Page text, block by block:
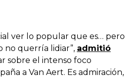
ver lo popular que es… pero
no querría lidiar”, admitió
sobre el intenso foco
a Van Aert. Es admiración,